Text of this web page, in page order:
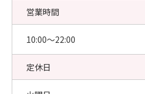
営業時間
10:00〜22:00
定休日